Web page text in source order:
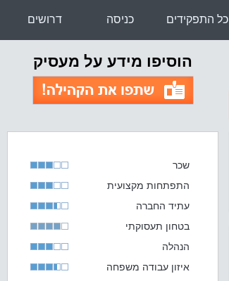
דרושים כניסה כל התפקידים
הוסיפו מידע על מעסיק
שכר
התפתחות מקצועית
עתיד החברה
בטחון תעסוקתי
הנהלה
איזון עבודה משפחה